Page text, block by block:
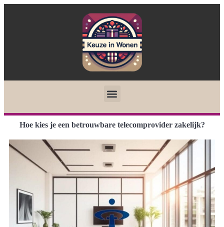
Hoe kies je een betrouwbare telecomprovider zakelijk?